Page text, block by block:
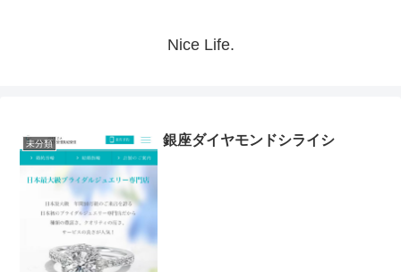
Nice Life.
未分類 銀座ダイヤモンドシライシ